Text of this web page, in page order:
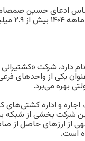
اساس ادعای حسین
کمیسیون اقتصادی
دارد، شرکت
یکی از واحد‌های
بهره می‌برد.
و اداره کشتی‌های
شرکت بخشی از شبکه
از ارز‌های حاصل از
است.